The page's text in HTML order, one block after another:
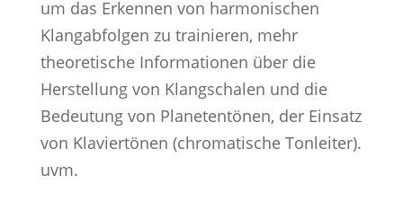
um das Erkennen von harmonischen
Klangabfolgen zu trainieren, mehr
theoretische Informationen über die
Herstellung von Klangschalen und die
Bedeutung von Planetentönen, der Einsatz
von Klaviertönen (chromatische Tonleiter).
uvm.